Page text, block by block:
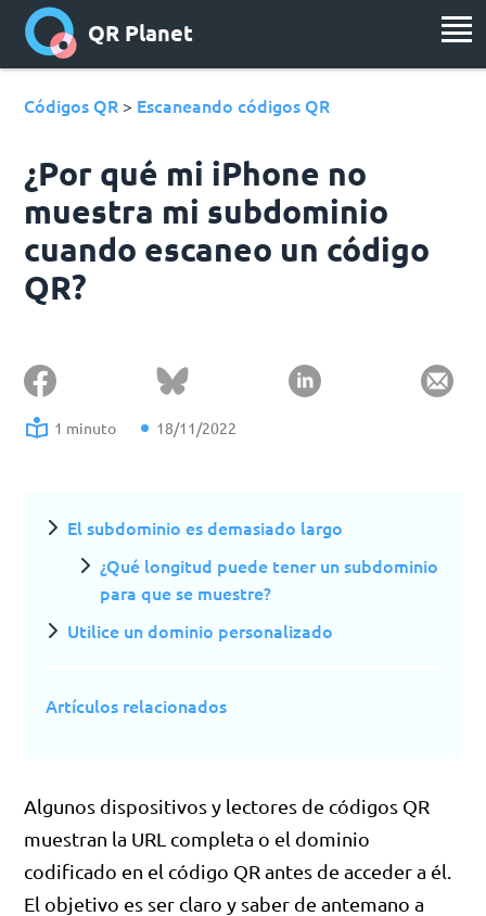
QR Planet
Códigos QR > Escaneando códigos QR
¿Por qué mi iPhone no
muestra mi subdominio
cuando escaneo un código
QR?
1 minuto 18/11/2022
El subdominio es demasiado largo
¿Qué longitud puede tener un subdominio
para que se muestre?
Utilice un dominio personalizado
Artículos relacionados
Algunos dispositivos y lectores de códigos QR
muestran la URL completa o el dominio
codificado en el código QR antes de acceder a él.
El objetivo es ser claro y saber de antemano a